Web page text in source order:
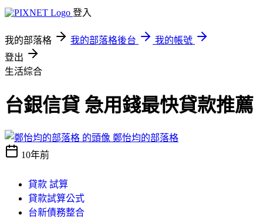
登入
我的部落格 我的部落格後台
我的帳號
登出
生活綜合
台銀信貸 急用錢最快貸款推薦
鄭怡均的部落格
10年前
貸款 試算
貸款試算公式
台新債務整合